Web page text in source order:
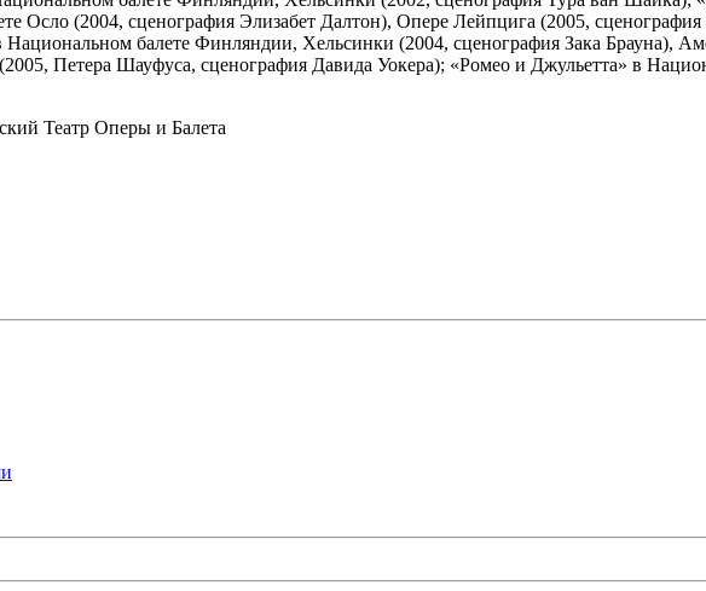
Осло (2004, сценография Элизабет Далтон), Опере Лейпцига (2005, сценография
балете Финляндии, Хельсинки (2004, сценография Зака Брауна),
Петера Шауфуса, сценография Давида Уокера); «Ромео и Джульетта» в
Театр Оперы и Балета